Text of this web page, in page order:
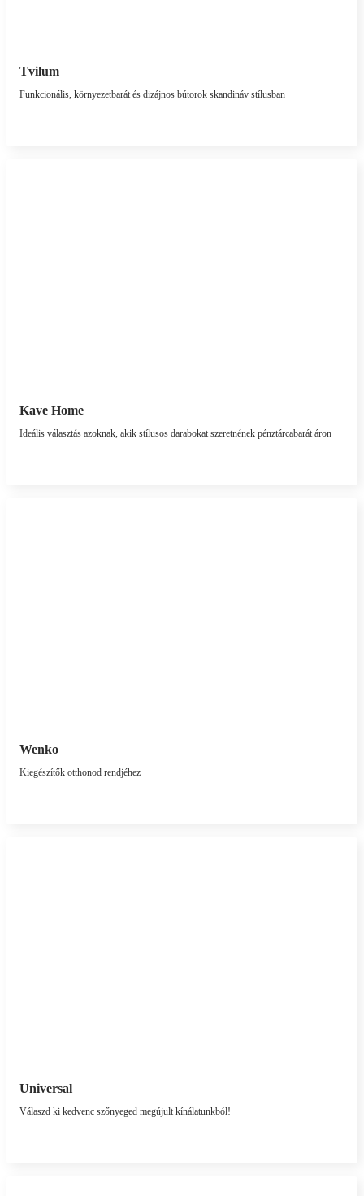
Tvilum
Funkcionális, környezetbarát és dizájnos bútorok skandináv stílusban
Kave Home
Ideális választás azoknak, akik stílusos darabokat szeretnének pénztárcabarát áron
Wenko
Kiegészítők otthonod rendjéhez
Universal
Válaszd ki kedvenc szőnyeged megújult kínálatunkból!